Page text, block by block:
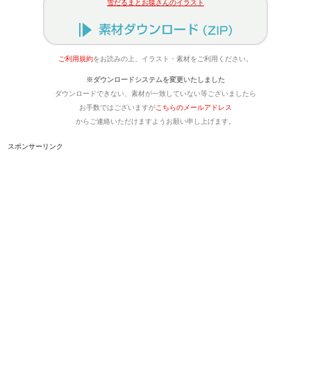
雪だるまとお猿さんのイラスト
ご利用規約をお読みの上、イラスト・素材をご利用ください。
※ダウンロードシステムを変更いたしました
ダウンロードできない、素材が一致していない等ございましたら
お手数ではございますがこちらのメールアドレス
からご連絡いただけますようお願い申し上げます。
スポンサーリンク